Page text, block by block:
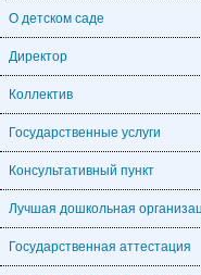
О детском саде
Директор
Коллектив
Государственные услуги
Консультативный пункт
Лучшая дошкольная
Государственная аттестация